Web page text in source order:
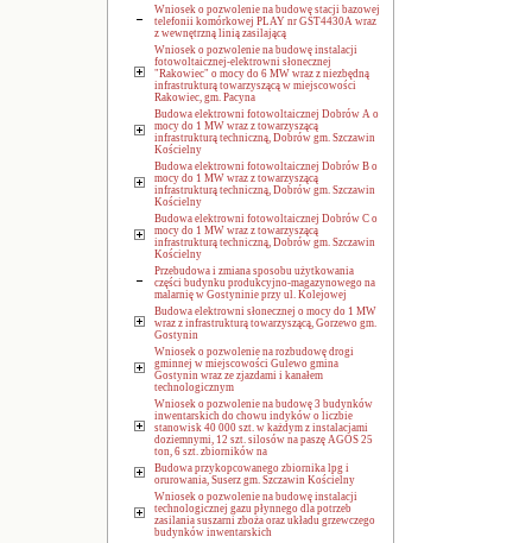
Wniosek o pozwolenie na budowę stacji bazowej
telefonii komórkowej PLAY nr GST4430A wraz
z wewnętrzną linią zasilającą
Wniosek o pozwolenie na budowę instalacji
fotowoltaicznej-elektrowni słonecznej
"Rakowiec" o mocy do 6 MW wraz z niezbędną
infrastrukturą towarzyszącą w miejscowości
Rakowiec, gm. Pacyna
Budowa elektrowni fotowoltaicznej Dobrów A o
mocy do 1 MW wraz z towarzyszącą
infrastrukturą techniczną, Dobrów gm. Szczawin
Kościelny
Budowa elektrowni fotowoltaicznej Dobrów B o
mocy do 1 MW wraz z towarzyszącą
infrastrukturą techniczną, Dobrów gm. Szczawin
Kościelny
Budowa elektrowni fotowoltaicznej Dobrów C o
mocy do 1 MW wraz z towarzyszącą
infrastrukturą techniczną, Dobrów gm. Szczawin
Kościelny
Przebudowa i zmiana sposobu użytkowania
części budynku produkcyjno-magazynowego na
malarnię w Gostyninie przy ul. Kolejowej
Budowa elektrowni słonecznej o mocy do 1 MW
wraz z infrastrukturą towarzyszącą, Gorzewo gm.
Gostynin
Wniosek o pozwolenie na rozbudowę drogi
gminnej w miejscowości Gulewo gmina
Gostynin wraz ze zjazdami i kanałem
technologicznym
Wniosek o pozwolenie na budowę 3 budynków
inwentarskich do chowu indyków o liczbie
stanowisk 40 000 szt. w każdym z instalacjami
doziemnymi, 12 szt. silosów na paszę AGOS 25
ton, 6 szt. zbiorników na
Budowa przykopcowanego zbiornika lpg i
orurowania, Suserz gm. Szczawin Kościelny
Wniosek o pozwolenie na budowę instalacji
technologicznej gazu płynnego dla potrzeb
zasilania suszarni zboża oraz układu grzewczego
budynków inwentarskich